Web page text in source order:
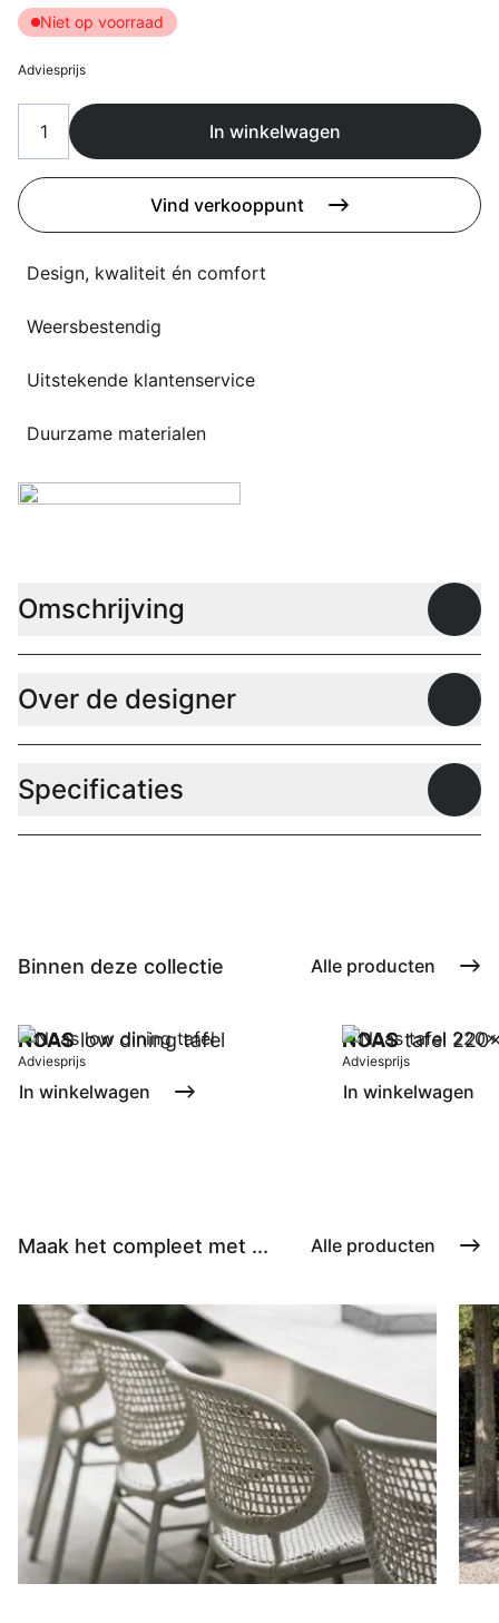
Flagship stores
Contact
3D modellen
Support
Nieuws
Events
Werken bij
Over ons
Niet op voorraad
Adviesprijs
In winkelwagen
Vind verkooppunt
Design, kwaliteit én comfort
Weersbestendig
Uitstekende klantenservice
Duurzame materialen
Omschrijving
Over de designer
Specificaties
Binnen deze collectie Alle producten
NOASlow dining tafel
Adviesprijs
In winkelwagen
NOAStafel
Adviesprijs
In winkelwagen
Maak het compleet met ... Alle producten